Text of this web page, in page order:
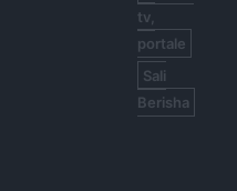
tv,
portale
Sali
Berisha